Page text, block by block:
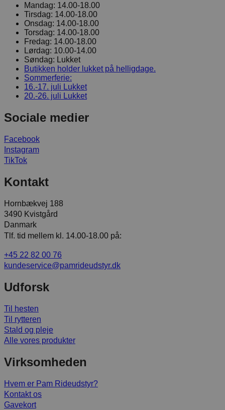
Mandag: 14.00-18.00
Tirsdag: 14.00-18.00
Onsdag: 14.00-18.00
Torsdag: 14.00-18.00
Fredag: 14.00-18.00
Lørdag: 10.00-14.00
Søndag: Lukket
Butikken holder lukket på helligdage.
Sommerferie:
16.-17. juli Lukket
20.-26. juli Lukket
Sociale medier
Facebook
Instagram
TikTok
Kontakt
Hornbækvej 188
3490 Kvistgård
Danmark
Tlf. tid mellem kl. 14.00-18.00 på:
+45 22 82 00 76
kundeservice@pamrideudstyr.dk
Udforsk
Til hesten
Til rytteren
Stald og pleje
Alle vores produkter
Virksomheden
Hvem er Pam Rideudstyr?
Kontakt os
Gavekort